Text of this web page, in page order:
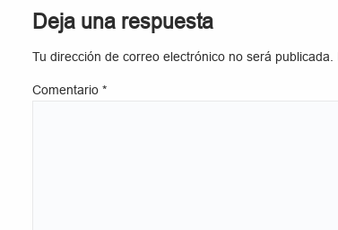
Deja una respuesta
Tu dirección de correo electrónico no será publicada.
Comentario *